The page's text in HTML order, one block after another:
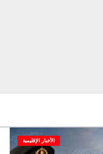
الأخبار الإقليمية